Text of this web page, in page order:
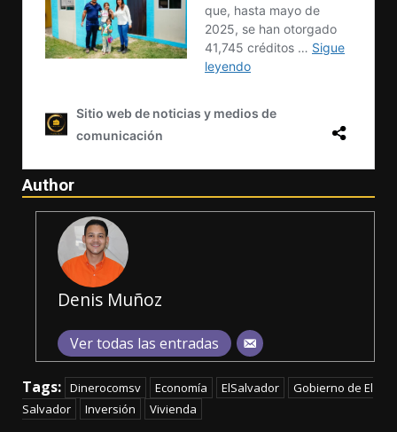
Author
Denis Muñoz
Ver todas las entradas
Tags: Dinerocomsv Economía ElSalvador
Gobierno de El
Salvador
Inversión Vivienda